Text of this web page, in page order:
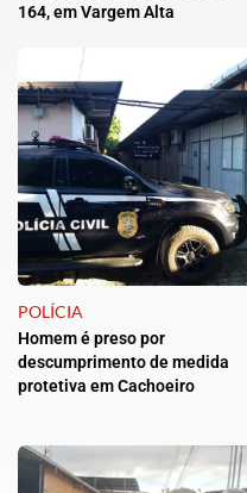
164, em Vargem Alta
POLÍCIA
Homem é preso por
descumprimento de medida
protetiva em Cachoeiro